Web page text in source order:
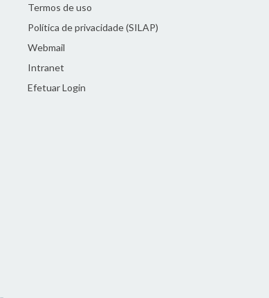
Termos de uso
Política de privacidade (SILAP)
Webmail
Intranet
Efetuar Login